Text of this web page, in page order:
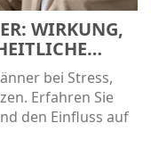
WIRKUNG,
bei Stress,
Erfahren Sie
den Einfluss auf